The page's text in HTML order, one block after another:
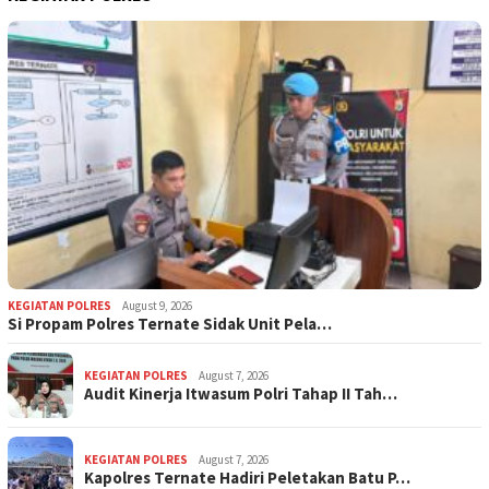
KEGIATAN POLRES August 9, 2026
Si Propam Polres Ternate Sidak Unit Pela…
KEGIATAN POLRES August 7, 2026
Audit Kinerja Itwasum Polri Tahap II Tah…
KEGIATAN POLRES August 7, 2026
Kapolres Ternate Hadiri Peletakan Batu P…